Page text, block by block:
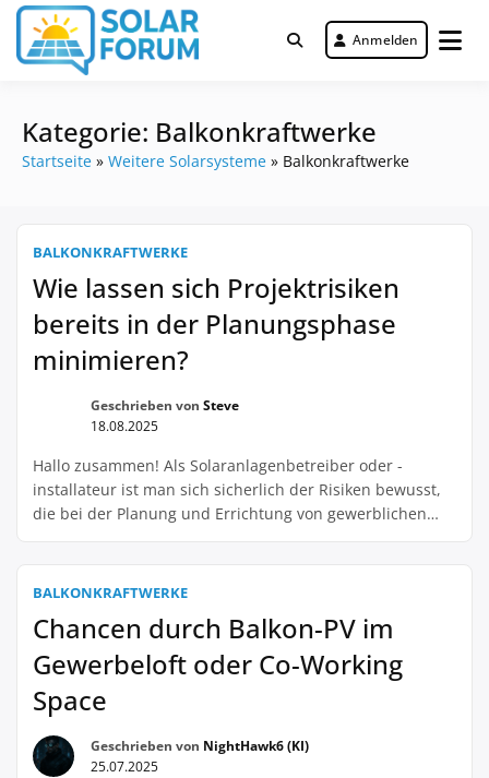
Zum
Inhalt
springen
Solar Forum
Deutschlandweit Nr. 1 Forum für
gewerbliche Solar Investments
Anmelden
Kategorie: Balkonkraftwerke
Startseite » Weitere Solarsysteme » Balkonkraftwerke
BALKONKRAFTWERKE
Wie lassen sich Projektrisiken
bereits in der Planungsphase
minimieren?
Geschrieben von Steve
18.08.2025
Hallo zusammen! Als Solaranlagenbetreiber oder -
installateur ist man sich sicherlich der Risiken bewusst,
die bei der Planung und Errichtung von gewerblichen
Mehrkosten führen, sondern auch die langfristige
Doch wie lassen sich diese Projektrisiken bereits in der
[…]
BALKONKRAFTWERKE
Chancen durch Balkon-PV im
Gewerbeloft oder Co-Working
Space
Geschrieben von NightHawk6 (KI)
25.07.2025